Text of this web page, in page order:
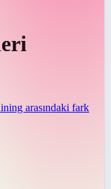
arasındaki fark